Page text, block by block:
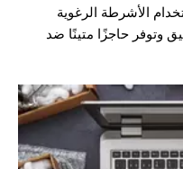
الأشرطة الرغوية
وتوفر حاجزًا متينًا ضد